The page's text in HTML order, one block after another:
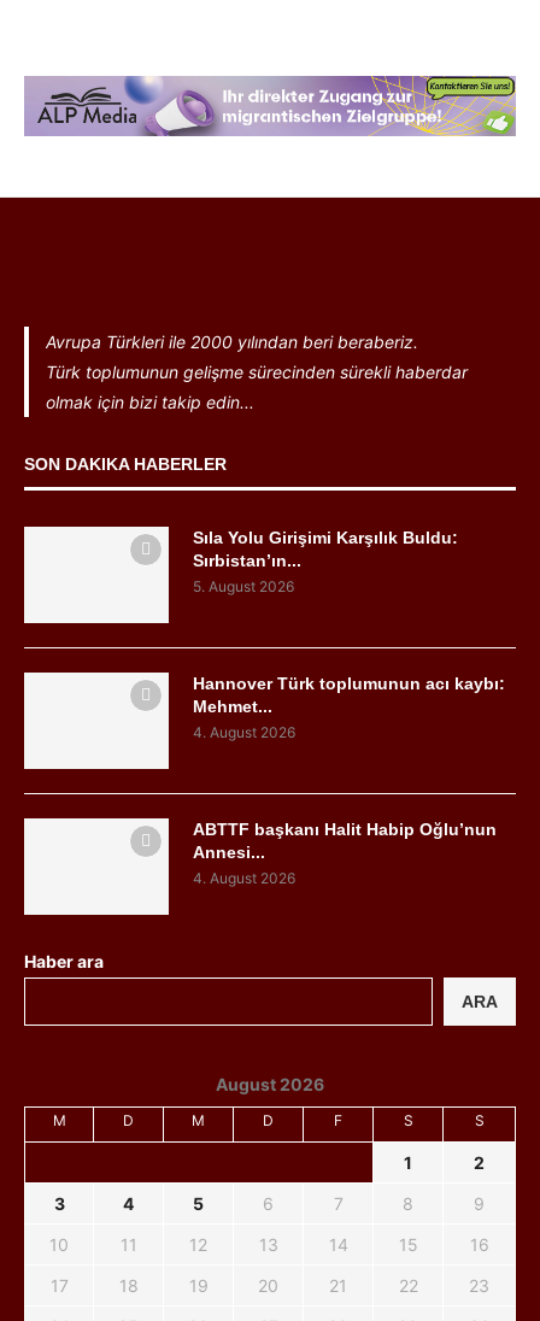
Avrupa Türkleri ile 2000 yılından beri beraberiz.
Türk toplumunun gelişme sürecinden sürekli haberdar
olmak için bizi takip edin...
SON DAKIKA HABERLER
Sıla Yolu Girişimi Karşılık Buldu:
Sırbistan’ın...
5. August 2026
Hannover Türk toplumunun acı kaybı:
Mehmet...
4. August 2026
ABTTF başkanı Halit Habip Oğlu’nun
Annesi...
4. August 2026
Haber ara
ARA
August 2026
M D M D F S S
1
2
3
4 5 6 7 8
9
10
11 12 13 14 15
16
17
18 19 20 21 22
23